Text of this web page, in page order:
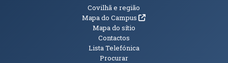
Informações Adicionais
Covilhã e região
Mapa do Campus(abre em nova janela)
Mapa do sítio
Contactos
Lista Telefónica
Procurar